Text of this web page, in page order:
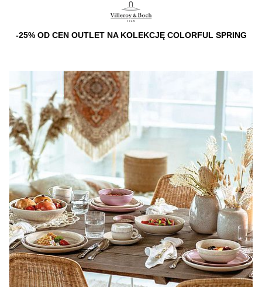
-25% OD CEN OUTLET NA KOLEKCJĘ COLORFUL SPRING